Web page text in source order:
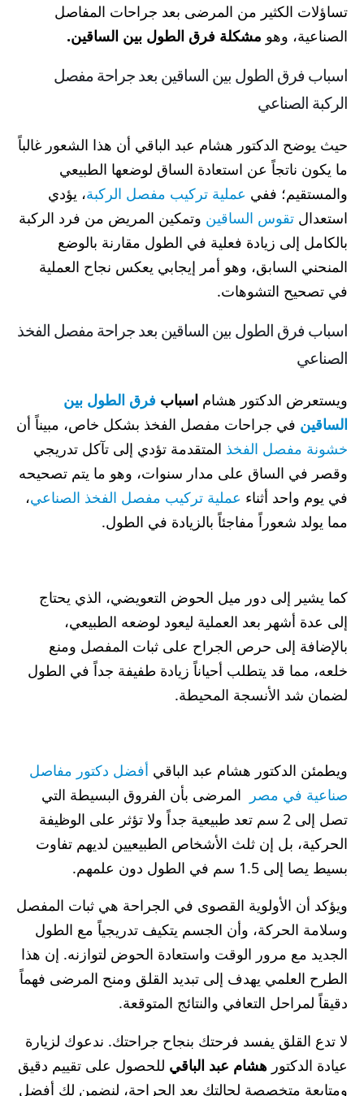
تساؤلات الكثير من المرضى بعد جراحات المفاصل
الصناعية، وهو مشكلة فرق الطول بين الساقين.
اسباب فرق الطول بين الساقين بعد جراحة مفصل
الركبة الصناعي
حيث يوضح الدكتور هشام عبد الباقي أن هذا الشعور غالباً
ما يكون ناتجاً عن استعادة الساق لوضعها الطبيعي
والمستقيم؛ ففي عملية تركيب مفصل الركبة، يؤدي
استعدال تقوس الساقين وتمكين المريض من فرد الركبة
بالكامل إلى زيادة فعلية في الطول مقارنة بالوضع
المنحني السابق، وهو أمر إيجابي يعكس نجاح العملية
في تصحيح التشوهات.
اسباب فرق الطول بين الساقين بعد جراحة مفصل الفخذ
الصناعي
ويستعرض الدكتور هشام اسباب فرق الطول بين
الساقين في جراحات مفصل الفخذ بشكل خاص، مبيناً أن
خشونة مفصل الفخذ المتقدمة تؤدي إلى تآكل تدريجي
وقصر في الساق على مدار سنوات، وهو ما يتم تصحيحه
في يوم واحد أثناء عملية تركيب مفصل الفخذ الصناعي،
مما يولد شعوراً مفاجئاً بالزيادة في الطول.
كما يشير إلى دور ميل الحوض التعويضي، الذي يحتاج
إلى عدة أشهر بعد العملية ليعود لوضعه الطبيعي،
بالإضافة إلى حرص الجراح على ثبات المفصل ومنع
خلعه، مما قد يتطلب أحياناً زيادة طفيفة جداً في الطول
لضمان شد الأنسجة المحيطة.
ويطمئن الدكتور هشام عبد الباقي أفضل دكتور مفاصل
صناعية في مصر
المرضى بأن الفروق البسيطة التي
تصل إلى 2 سم تعد طبيعية جداً ولا تؤثر على الوظيفة
الحركية، بل إن ثلث الأشخاص الطبيعيين لديهم تفاوت
بسيط يصا إلى 1.5 سم في الطول دون علمهم.
ويؤكد أن الأولوية القصوى في الجراحة هي ثبات المفصل
وسلامة الحركة، وأن الجسم يتكيف تدريجياً مع الطول
الجديد مع مرور الوقت واستعادة الحوض لتوازنه. إن هذا
الطرح العلمي يهدف إلى تبديد القلق ومنح المرضى فهماً
دقيقاً لمراحل التعافي والنتائج المتوقعة.
لا تدع القلق يفسد فرحتك بنجاح جراحتك. ندعوك لزيارة
عيادة الدكتور هشام عبد الباقي للحصول على تقييم دقيق
ومتابعة متخصصة لحالتك بعد الجراحة، لنضمن لك أفضل